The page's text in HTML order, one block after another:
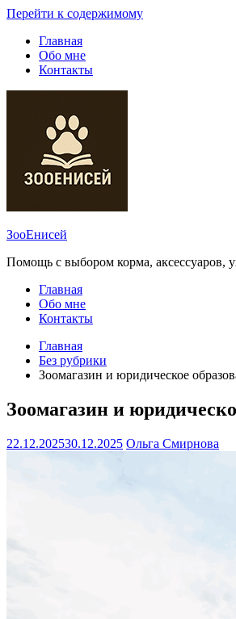
Перейти к содержимому
Главная
Обо мне
Контакты
ЗооЕнисей
Помощь с выбором корма, аксессуаров,
Главная
Обо мне
Контакты
Главная
Без рубрики
Зоомагазин и юридическое
Зоомагазин и
22.12.202530.12.2025 Ольга Смирнова